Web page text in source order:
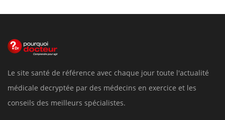
Le site santé de référence avec chaque jour toute l'actualité
médicale decryptée par des médecins en exercice et les
conseils des meilleurs spécialistes.